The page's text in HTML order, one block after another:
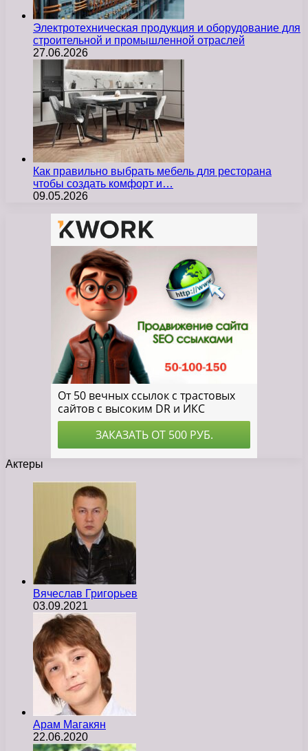
Электротехническая продукция и оборудование для
строительной и промышленной отраслей
27.06.2026
Как правильно выбрать мебель для ресторана
чтобы создать комфорт и…
09.05.2026
Актеры
Вячеслав Григорьев
03.09.2021
Арам Магакян
22.06.2020